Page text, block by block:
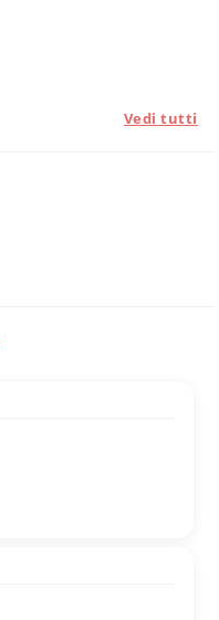
Vedi tutti